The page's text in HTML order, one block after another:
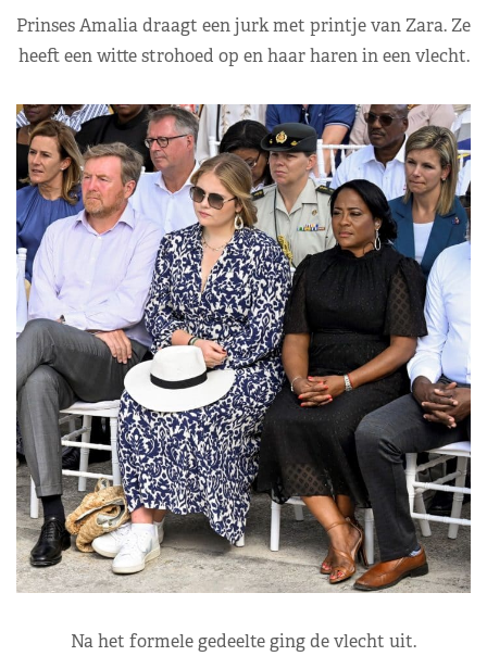
Prinses Amalia draagt een jurk met printje van Zara. Ze
heeft een witte strohoed op en haar haren in een vlecht.
Na het formele gedeelte ging de vlecht uit.